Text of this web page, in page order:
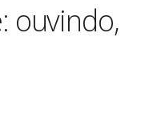
ouvindo,